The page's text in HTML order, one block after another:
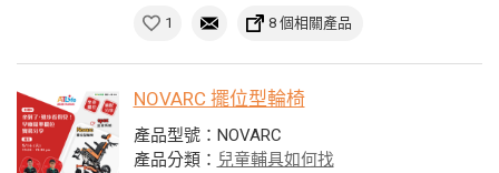
1 8 個相關產品
NOVARC 擺位型輪椅
產品型號：NOVARC
產品分類： 兒童輔具如何找